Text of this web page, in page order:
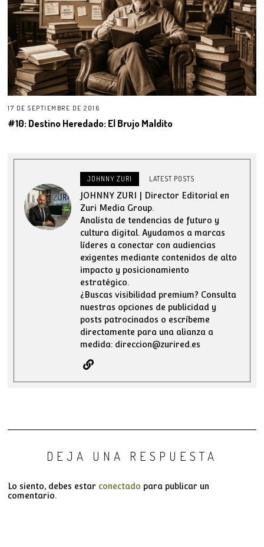
17 DE SEPTIEMBRE DE 2016
#10: Destino Heredado: El Brujo Maldito
JOHNNY ZURI LATEST POSTS
JOHNNY ZURI | Director Editorial en
Zuri Media Group.
Analista de tendencias de futuro y
cultura digital. Ayudamos a marcas
líderes a conectar con audiencias
exigentes mediante contenidos de alto
impacto y posicionamiento
estratégico.
¿Buscas visibilidad premium? Consulta
nuestras opciones de publicidad y
posts patrocinados o escríbeme
directamente para una alianza a
medida: direccion@zurired.es
DEJA UNA RESPUESTA
Lo siento, debes estar conectado para publicar un
comentario.